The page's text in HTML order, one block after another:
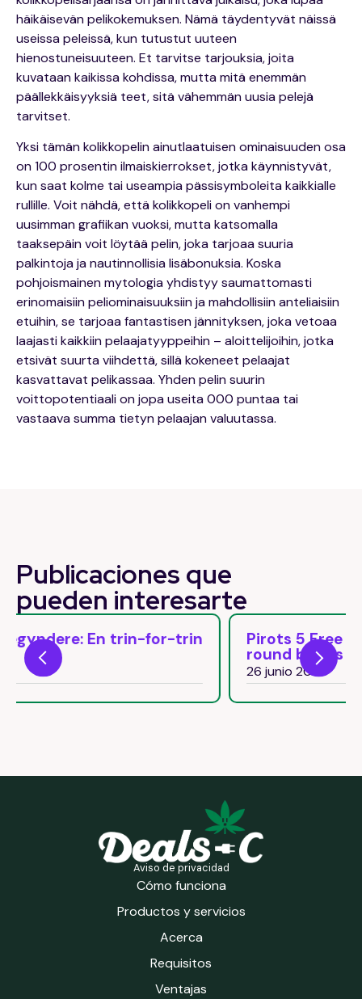
häikäisevän pelikokemuksen. Nämä täydentyvät näissä
useissa peleissä, kun tutustut uuteen
hienostuneisuuteen. Et tarvitse tarjouksia, joita
kuvataan kaikissa kohdissa, mutta mitä enemmän
päällekkäisyyksiä teet, sitä vähemmän uusia pelejä
tarvitset.
Yksi tämän kolikkopelin ainutlaatuisen ominaisuuden osa
on 100 prosentin ilmaiskierrokset, jotka käynnistyvät,
kun saat kolme tai useampia pässisymboleita kaikkialle
rullille. Voit nähdä, että kolikkopeli on vanhempi
uusimman grafiikan vuoksi, mutta katsomalla
taaksepäin voit löytää pelin, joka tarjoaa suuria
palkintoja ja nautinnollisia lisäbonuksia. Koska
pohjoismainen mytologia yhdistyy saumattomasti
erinomaisiin peliominaisuuksiin ja mahdollisiin anteliaisiin
etuihin, se tarjoaa fantastisen jännityksen, joka vetoaa
laajasti kaikkiin pelaajatyyppeihin – aloittelijoihin, jotka
etsivät suurta viihdettä, sillä kokeneet pelaajat
kasvattavat pelikassaa. Yhden pelin suurin
voittopotentiaali on jopa useita 000 puntaa tai
vastaava summa tietyn pelaajan valuutassa.
Publicaciones que
pueden interesarte
Pirots 5 Free Spins: Come attivare il
round bonus naturalmente
26 junio 2026
Aviso de privacidad
Cómo funciona
Productos y servicios
Acerca
Requisitos
Ventajas